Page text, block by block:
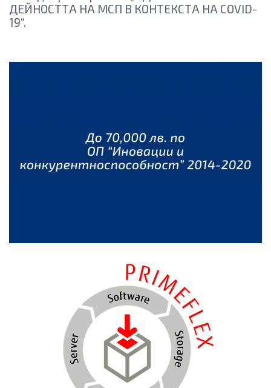
ДЕЙНОСТТА НА МСП В КОНТЕКСТА НА COVID-
19“.